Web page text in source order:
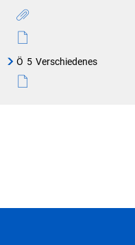
Ö 5 Verschiedenes